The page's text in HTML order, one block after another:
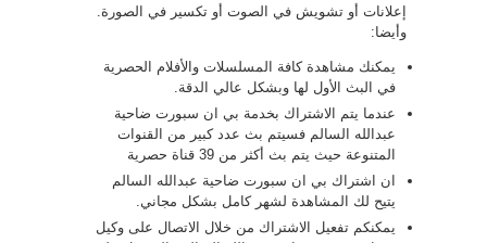
إعلانات أو تشويش في الصوت أو تكسير في الصورة.
وأيضا:
يمكنك مشاهدة كافة المسلسلات والأفلام الحصرية
في البث الأول لها وبشكل عالي الدقة.
عندما يتم الاشتراك بخدمة بي ان سبورت ضاحية
عبدالله السالم فسيتم بث عدد كبير من القنوات
المتنوعة حيث يتم بث أكثر من 39 قناة حصرية
ان اشتراك بي ان سبورت ضاحية عبدالله السالم
يتيح لك المشاهدة لشهر كامل بشكل مجاني.
يمكنكم تفعيل الاشتراك من خلال الاتصال على وكيل